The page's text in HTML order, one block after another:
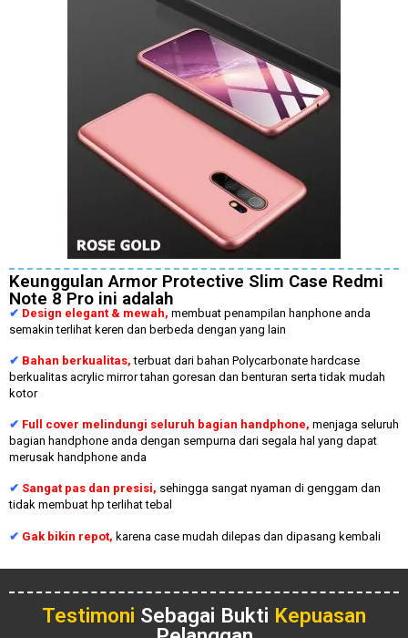
Keunggulan Armor Protective Slim Case Redmi
Note 8 Pro ini adalah
✔ Design elegant & mewah, membuat penampilan hanphone anda
semakin terlihat keren dan berbeda dengan yang lain
✔ Bahan berkualitas,terbuat dari bahan Polycarbonate hardcase
berkualitas acrylic mirror tahan goresan dan benturan serta tidak mudah
kotor
✔ Full cover melindungi seluruh bagian handphone, menjaga seluruh
bagian handphone anda dengan sempurna dari segala hal yang dapat
merusak handphone anda
✔ Sangat pas dan presisi, sehingga sangat nyaman di genggam dan
tidak membuat hp terlihat tebal
✔ Gak bikin repot, karena case mudah dilepas dan dipasang kembali
Testimoni Sebagai Bukti Kepuasan